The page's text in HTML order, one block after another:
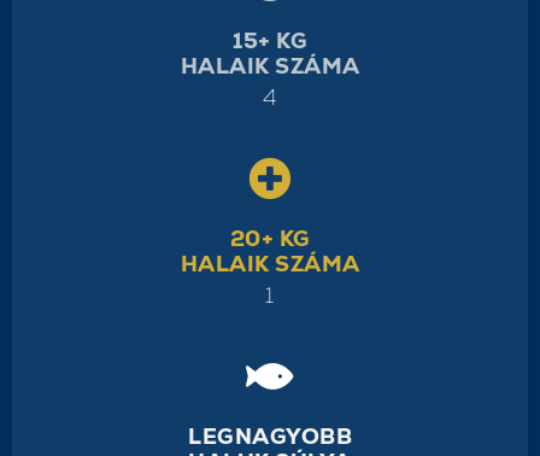
15+ KG
HALAIK SZÁMA
4
20+ KG
HALAIK SZÁMA
1
LEGNAGYOBB